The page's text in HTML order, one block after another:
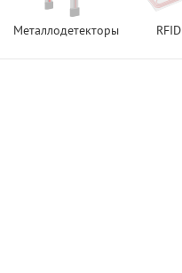
Металлодетекторы RFID